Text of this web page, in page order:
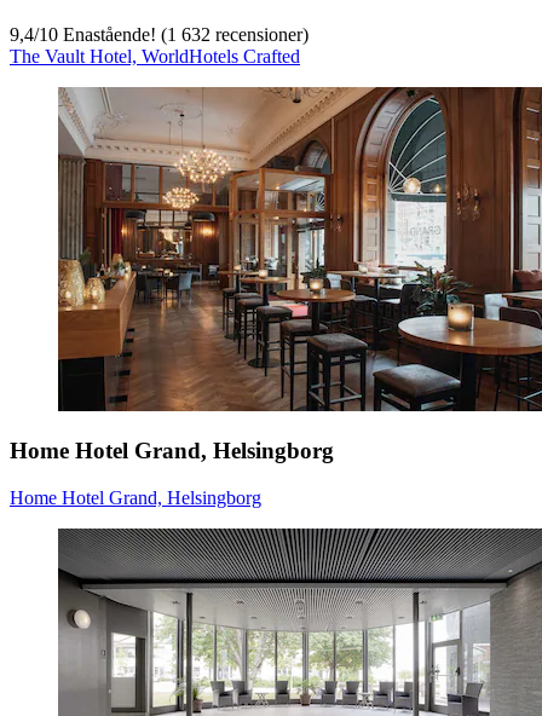
9,4/10 Enastående! (1 632 recensioner)
The Vault Hotel, WorldHotels Crafted
Home Hotel Grand, Helsingborg
Home Hotel Grand, Helsingborg